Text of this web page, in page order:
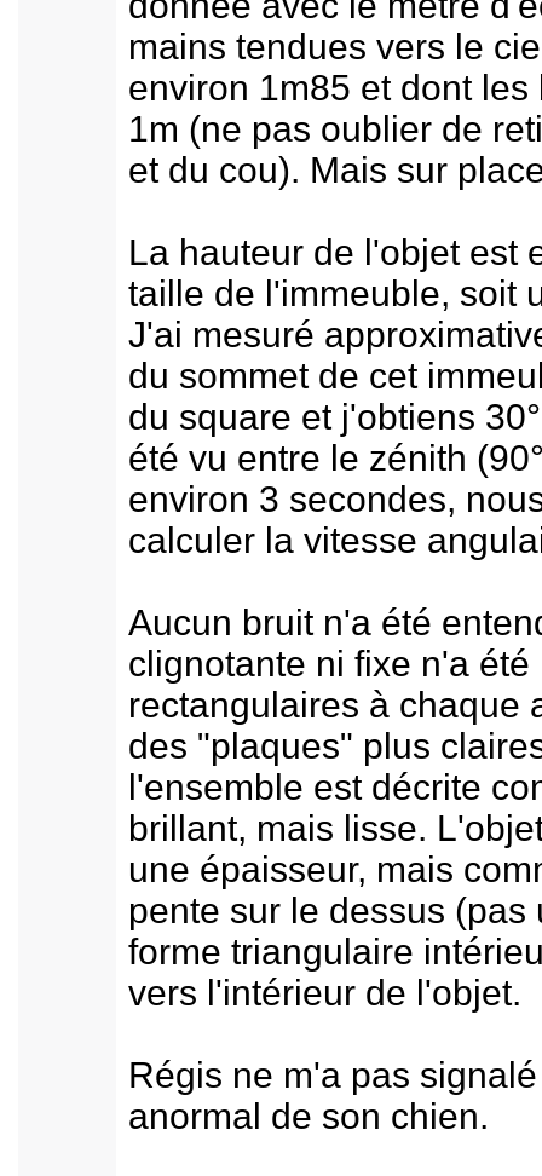
mains tendues vers le
environ 1m85 et dont
1m (ne pas oublier de
et du cou). Mais sur
La hauteur de l'objet est
taille de l'immeuble, soit
J'ai mesuré
du sommet de cet
du square et j'obtiens
été vu entre le zénith
environ 3 secondes,
calculer la vitesse
Aucun bruit n'a été
clignotante ni fixe n'a
rectangulaires à chaque
des "plaques" plus
l'ensemble est décrite
brillant, mais lisse.
une épaisseur, mais
pente sur le dessus
forme triangulaire
vers l'intérieur de l'objet.
Régis ne m'a pas
anormal de son chien.